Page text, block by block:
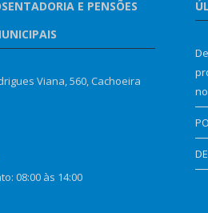
E PENSÕES
Viana, 560, Cachoeira
08:00 às 14:00